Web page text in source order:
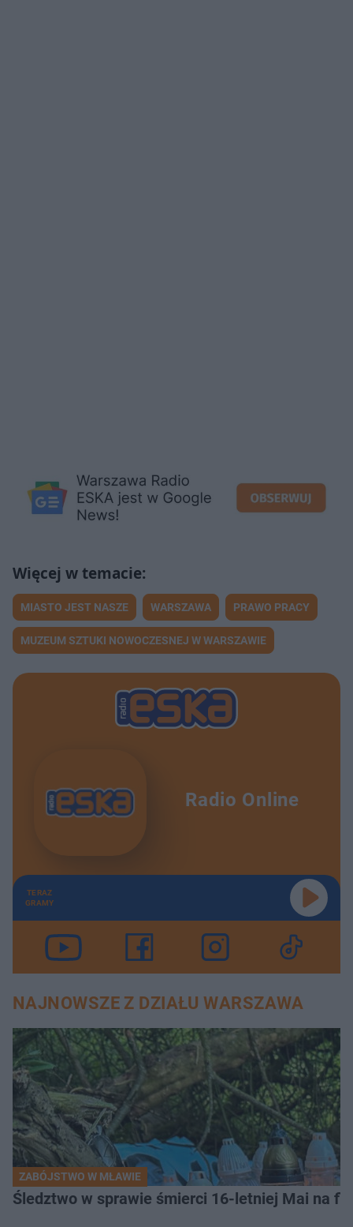
MIASTO JEST NASZE WARSZAWA PRAWO PRACY
MUZEUM SZTUKI NOWOCZESNEJ W WARSZAWIE
Radio Online
TERAZ
GRAMY
NAJNOWSZE Z DZIAŁU WARSZAWA
ZABÓJSTWO W MŁAWIE
Śledztwo w sprawie śmierci 16-letniej Mai na